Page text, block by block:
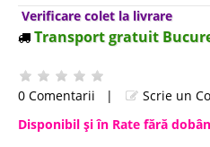
Verificare colet la livrare
Transport gratuit
0 Comentarii |
Scrie un
Disponibil şi în Rate fără